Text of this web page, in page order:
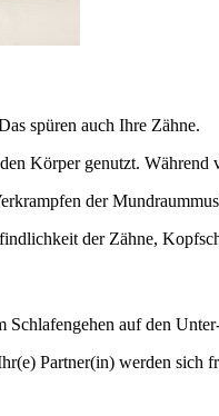
spüren auch Ihre Zähne.
Körper genutzt.
der
der Zähne,
auf den
Partner(in) werden sich